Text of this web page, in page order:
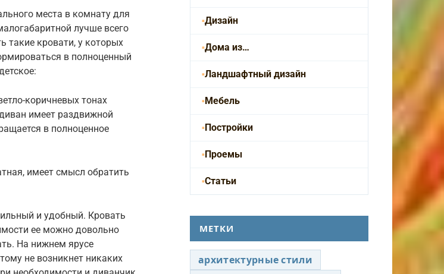
места в комнату для
лучше всего
такие кровати, у которых
в полноценный
коричневых тонах
имеет раздвижной
в полноценное
имеет смысл обратить
и удобный. Кровать
ее можно довольно
На нижнем ярусе
не возникнет никаких
Дизайн
Дома из…
Ландшафтный дизайн
Мебель
Постройки
Проемы
Статьи
МЕТКИ
архитектурные стили